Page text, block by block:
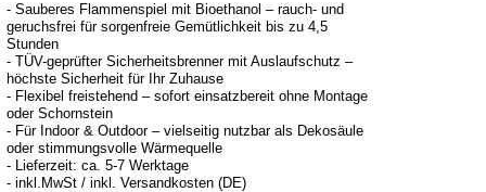
- Sauberes Flammenspiel mit Bioethanol – rauch- und
geruchsfrei für sorgenfreie Gemütlichkeit bis zu 4,5
Stunden
- TÜV-geprüfter Sicherheitsbrenner mit Auslaufschutz –
höchste Sicherheit für Ihr Zuhause
- Flexibel freistehend – sofort einsatzbereit ohne Montage
oder Schornstein
- Für Indoor & Outdoor – vielseitig nutzbar als Dekosäule
oder stimmungsvolle Wärmequelle
- Lieferzeit: ca. 5-7 Werktage
- inkl.MwSt / inkl. Versandkosten (DE)